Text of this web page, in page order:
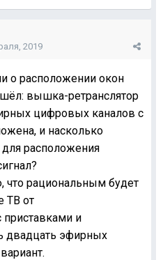
2019
о расположении окон
вышка-ретранслятор
цифровых каналов с
и насколько
расположения
что рациональным будет
ТВ от
приставками и
двадцать эфирных